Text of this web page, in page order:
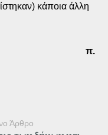
κάποια άλλη
π.
Άρθρο